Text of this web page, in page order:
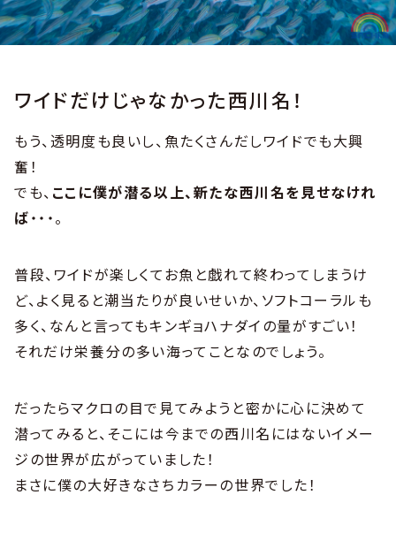
ワイドだけじゃなかった西川名！
もう、透明度も良いし、魚たくさんだしワイドでも大興
奮！
でも、 ここに僕が潜る以上、新たな西川名を見せなけれ
ば・・・。
普段、ワイドが楽しくてお魚と戯れて終わってしまうけ
ど、よく見ると潮当たりが良いせいか、ソフトコーラルも
多く、なんと言ってもキンギョハナダイの量がすごい！
それだけ栄養分の多い海ってことなのでしょう。
だったらマクロの目で見てみようと密かに心に決めて
潜ってみると、そこには今までの西川名にはないイメー
ジの世界が広がっていました！
まさに僕の大好きなさちカラーの世界でした！